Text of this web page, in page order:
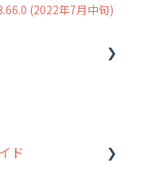
(2022年7月中旬)
て
ド